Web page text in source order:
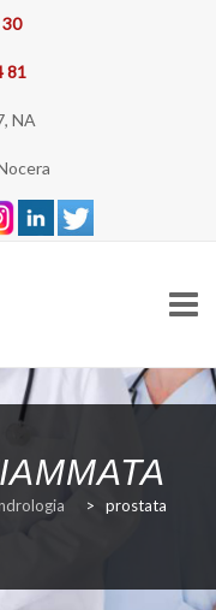
81
NA
>
prostata